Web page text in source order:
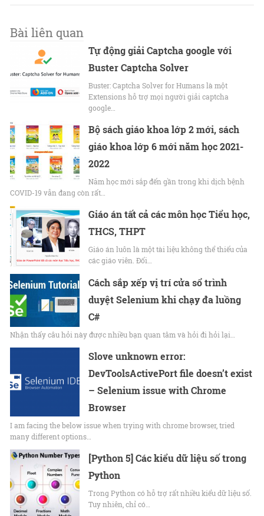
Bài liên quan
Tự động giải Captcha google với
Buster Captcha Solver
Buster: Captcha Solver for Humans là một
Extensions hỗ trợ mọi người giải captcha
google…
Bộ sách giáo khoa lớp 2 mới, sách
giáo khoa lớp 6 mới năm học 2021-
2022
Năm học mới sắp đến gần trong khi dịch bệnh
COVID-19 vẫn đang còn rất…
Giáo án tất cả các môn học Tiểu học,
THCS, THPT
Giáo án luôn là một tài liệu không thể thiếu của
các giáo viên. Đối…
Cách sắp xếp vị trí cửa sổ trình
duyệt Selenium khi chạy đa luồng
C#
Nhận thấy câu hỏi này được nhiều bạn quan tâm và hỏi đi hỏi lại…
Slove unknown error:
DevToolsActivePort file doesn’t exist
– Selenium issue with Chrome
Browser
I am facing the below issue when trying with chrome browser, tried
many different options…
[Python 5] Các kiểu dữ liệu số trong
Python
Trong Python có hỗ trợ rất nhiều kiểu dữ liệu số.
Tuy nhiên, chỉ có…